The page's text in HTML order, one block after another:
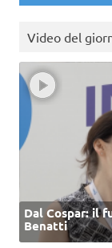
Video del
Dal Cospar: il
Benatti